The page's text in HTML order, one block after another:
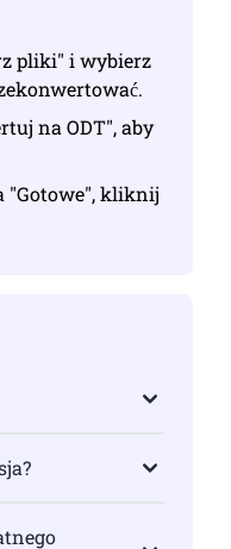
pliki" i wybierz
na ODT", aby
"Gotowe", kliknij